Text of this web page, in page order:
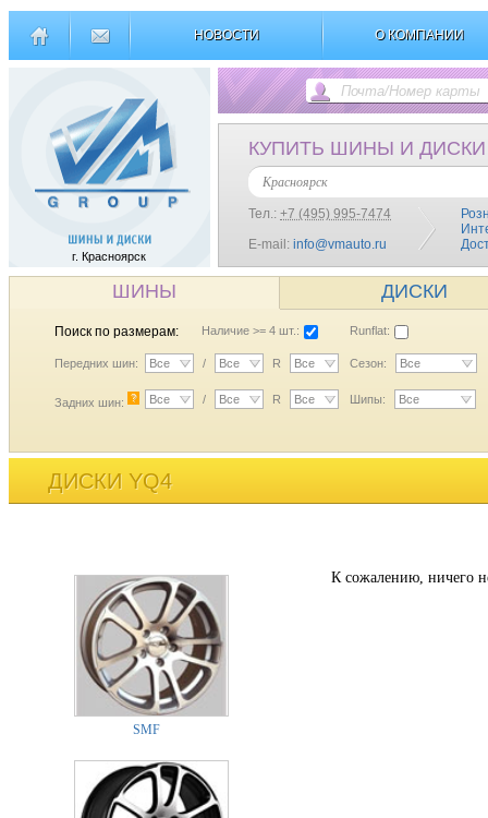
НОВОСТИ О КОМПАНИИ
г. Красноярск
КУПИТЬ ШИНЫ И ДИСКИ
Красноярск
Тел.: +7 (495) 995-7474
E-mail: info@vmauto.ru
ШИНЫ ДИСКИ
Поиск по размерам: Наличие >= 4 шт.: Runflat:
Передних шин: Все / Все R Все Сезон: Все
Задних шин: ? Все / Все R Все Шипы: Все
ДИСКИ YQ4
SMF
К сожалению, ничего